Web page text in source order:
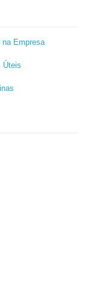
Empresa
Úteis